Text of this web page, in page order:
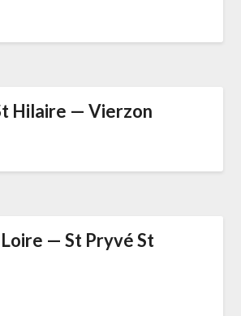
Hilaire — Vierzon
— St Pryvé St